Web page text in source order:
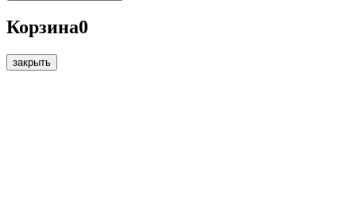
Корзина0
закрыть